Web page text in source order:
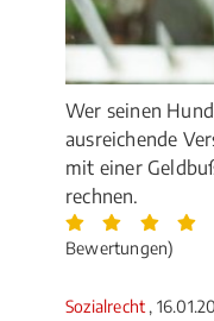
Wer seinen
ausreichende
mit einer
rechnen.
Bewertungen)
Sozialrecht ,